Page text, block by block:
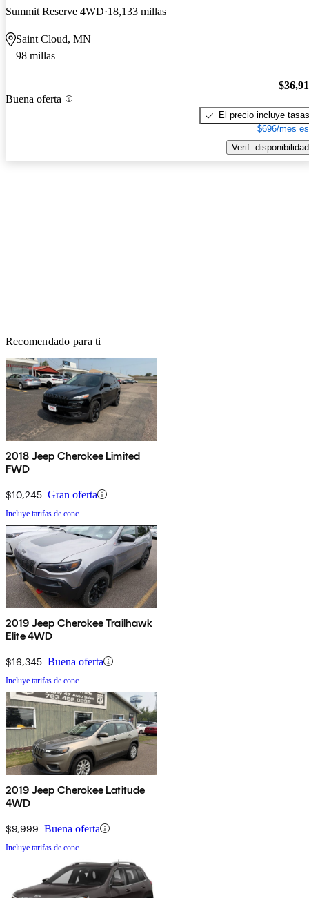
Summit Reserve 4WD 18,133 millas
Saint Cloud, MN
98 millas
Buena oferta
El precio incluye tasas
$696/mes
Verif. disponibilidad
Recomendado para ti
2018 Jeep Cherokee Limited
FWD
$10,245 Gran oferta
Incluye tarifas de conc.
2019 Jeep Cherokee Trailhawk
Elite 4WD
$16,345 Buena oferta
Incluye tarifas de conc.
2019 Jeep Cherokee Latitude
4WD
$9,999 Buena oferta
Incluye tarifas de conc.